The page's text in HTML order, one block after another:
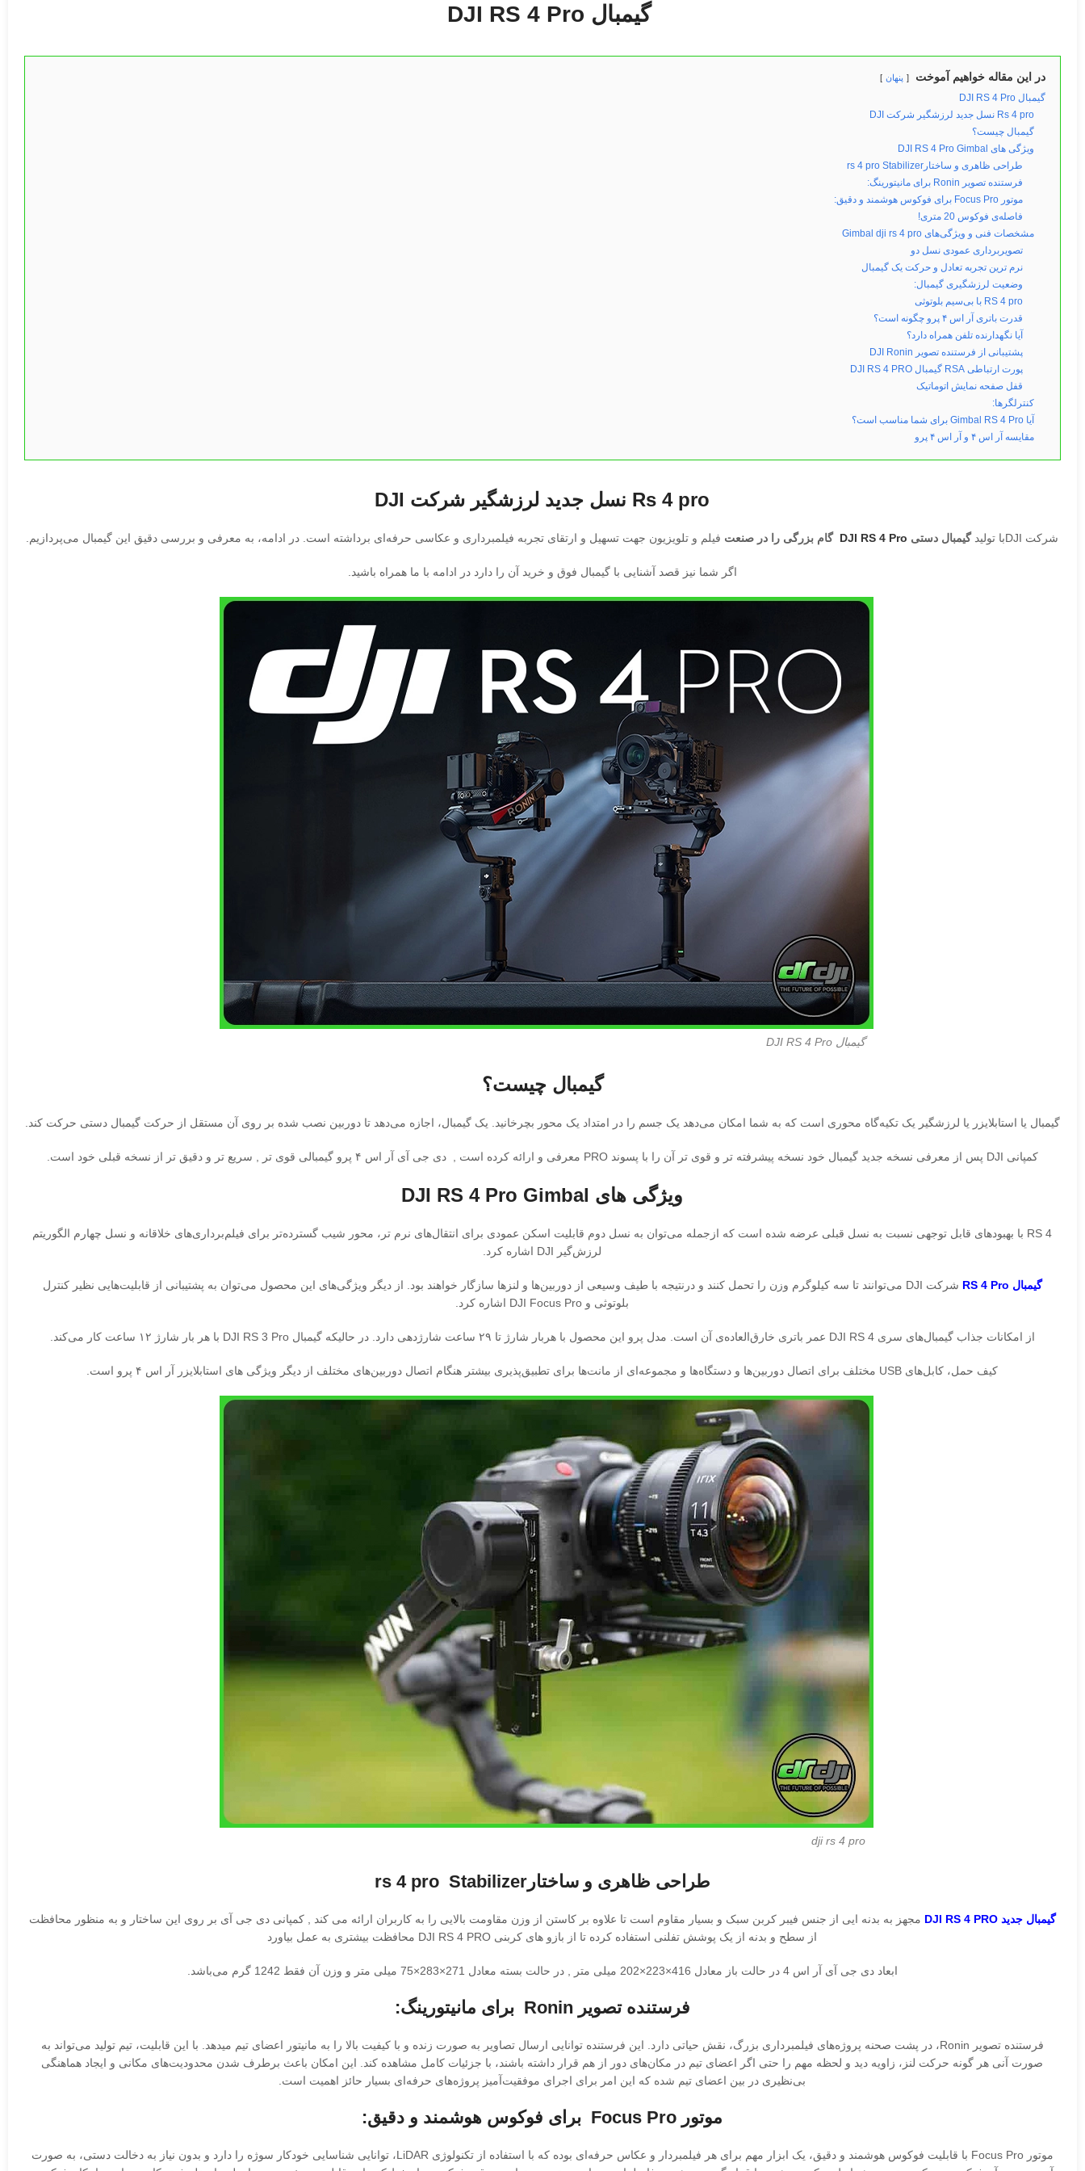
گیمبال DJI RS 4 Pro
در این مقاله خواهیم آموخت پنهان
گیمبال DJI RS 4 Pro
Rs 4 pro نسل جدید لرزشگیر شرکت DJI
گیمبال چیست؟
ویژگی های DJI RS 4 Pro Gimbal
طراحی ظاهری و ساختارrs 4 pro Stabilizer
فرستنده تصویر Ronin برای مانیتورینگ:
موتور Focus Pro برای فوکوس هوشمند و دقیق:
فاصله‌ی فوکوس 20 متری!
مشخصات فنی و ویژگی‌های Gimbal dji rs 4 pro
تصویربرداری عمودی نسل دو
نرم ترین تجربه تعادل و حرکت یک گیمبال
وضعیت لرزشگیری گیمبال:
RS 4 pro با بی‌سیم بلوتوثی
قدرت باتری آر اس ۴ پرو چگونه است؟
آیا نگهدارنده تلفن همراه دارد؟
پشتیبانی از فرستنده تصویر DJI Ronin
پورت ارتباطی RSA گیمبال DJI RS 4 PRO
قفل صفحه نمایش اتوماتیک
کنترلگرها:
آیا Gimbal RS 4 Pro برای شما مناسب است؟
مقایسه آر اس ۴ و آر اس ۴ پرو
Rs 4 pro نسل جدید لرزشگیر شرکت
شرکت DJIبا تولید گیمبال دستی گام بزرگی را در صنعت فیلم و تلویزیون جهت تسهیل و ارتقای تجربه فیلمبرداری و عکاسی حرفه‌ای برداشته است. در ادامه، به معرفی و بررسی دقیق این گیمبال می‌پردازیم.
اگر شما نیز قصد آشنایی با گیمبال فوق و خرید آن را دارد در ادامه با ما همراه باشید.
گیمبال DJI RS 4 Pro
گیمبال چیست؟
گیمبال یا استابلایزر یا لرزشگیر یک تکیه‌گاه محوری است که به شما امکان می‌دهد یک جسم را در امتداد یک محور بچرخانید. یک گیمبال، اجازه می‌دهد تا دوربین نصب شده بر روی آن مستقل از حرکت گیمبال دستی حرکت کند.
کمپانی DJI پس از معرفی نسخه جدید گیمبال خود نسخه پیشرفته تر و قوی تر آن را با پسوند PRO معرفی و ارائه کرده است , دی جی آی آر اس ۴ پرو گیمبالی قوی تر , سریع تر و دقیق تر از نسخه قبلی خود است.
ویژگی های DJI RS 4 Pro Gimbal
RS 4 با بهبود‌های قابل‌ توجهی نسبت‌ به نسل قبلی عرضه شده‌ است که ازجمله می‌توان به نسل دوم قابلیت اسکن عمودی برای انتقال‌های نرم ‌تر، محور شیب گسترده‌تر برای فیلم‌برداری‌های خلاقانه‌ و نسل چهارم الگوریتم
لرزش‌گیر DJI اشاره کرد.
گیمبال‌ RS 4 Pro
شرکت DJI می‌توانند تا سه کیلوگرم وزن را تحمل کنند و درنتیجه با طیف وسیعی از دوربین‌ها و لنز‌ها سازگار خواهند بود. از دیگر ویژگی‌های این محصول می‌توان به پشتیبانی از قابلیت‌هایی نظیر کنترل
بلوتوثی و DJI Focus Pro اشاره کرد.
از امکانات جذاب گیمبال‌های سری DJI RS 4 عمر باتری خارق‌العاده‌ی آن است. مدل پرو این محصول با هربار شارژ تا ۲۹ ساعت شارژدهی دارد. در حالیکه گیمبال DJI RS 3 Pro با هر بار شارژ ۱۲ ساعت کار می‌کند.
کیف حمل، کابل‌های USB مختلف برای اتصال دوربین‌ها و دستگاه‌ها و مجموعه‌ای از مانت‌ها برای تطبیق‌پذیری بیشتر هنگام اتصال دوربین‌های مختلف از دیگر ویژگی های استابلایزر آر اس ۴ پرو است.
dji rs 4 pro
طراحی ظاهری و ساختار rs 4 pro Stabilizer
گیمبال جدید DJI RS 4 PRO
مجهز به بدنه ایی از جنس فیبر کربن سبک و بسیار مقاوم است تا علاوه بر کاستن از وزن مقاومت بالایی را به کاربران ارائه می کند , کمپانی دی جی آی بر روی این ساختار و به منظور محافظت
از سطح و بدنه از یک پوشش تفلنی استفاده کرده تا از بازو های کربنی DJI RS 4 PRO محافظت بیشتری به عمل بیاورد
ابعاد دی جی آی آر اس 4 در حالت باز معادل 416×223×202 میلی متر , در حالت بسته معادل 271×283×75 میلی متر و وزن آن فقط 1242 گرم می‌باشد.
فرستنده تصویر Ronin برای مانیتورینگ:
فرستنده تصویر Ronin، در پشت صحنه‌ پروژه‌های فیلمبرداری بزرگ، نقش حیاتی دارد. این فرستنده توانایی ارسال تصاویر به‌ صورت زنده و با کیفیت بالا را به مانیتور اعضای تیم میدهد. با این قابلیت، تیم تولید می‌تواند به‌
صورت آنی هر گونه حرکت لنز، زاویه دید و لحظه مهم را حتی اگر اعضای تیم در مکان‌های دور از هم قرار داشته باشند، با جزئیات کامل مشاهده کند. این امکان باعث برطرف شدن محدودیت‌های مکانی و ایجاد هماهنگی
بی‌نظیری در بین اعضای تیم شده که این امر برای اجرای موفقیت‌آمیز پروژه‌های حرفه‌ای بسیار حائز اهمیت است.
موتور Focus Pro برای فوکوس هوشمند و دقیق:
موتور Focus Pro با قابلیت فوکوس هوشمند و دقیق، یک ابزار مهم برای هر فیلمبردار و عکاس حرفه‌ای بوده که با استفاده از تکنولوژی LiDAR، توانایی شناسایی خودکار سوژه را دارد و بدون نیاز به دخالت دستی، به‌ صورت